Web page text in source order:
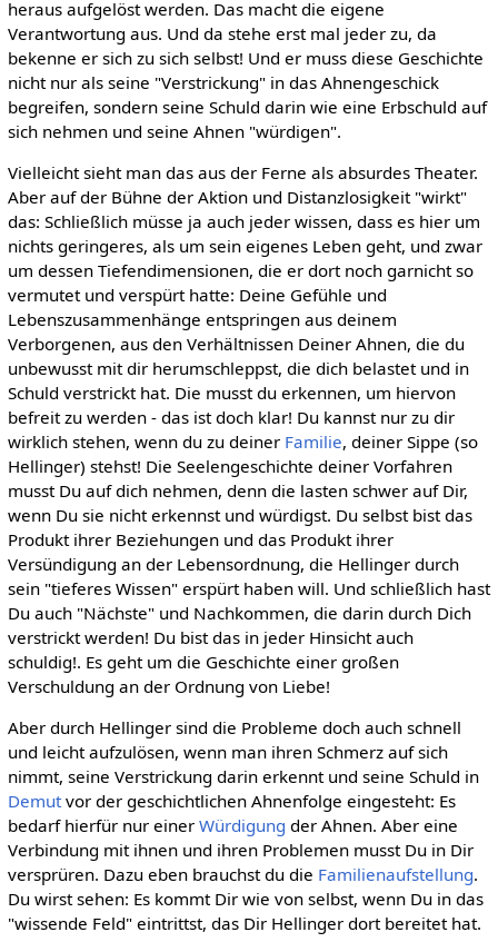
heraus aufgelöst werden. Das macht die eigene
Verantwortung aus. Und da stehe erst mal jeder zu, da
bekenne er sich zu sich selbst! Und er muss diese Geschichte
nicht nur als seine "Verstrickung" in das Ahnengeschick
begreifen, sondern seine Schuld darin wie eine Erbschuld auf
sich nehmen und seine Ahnen "würdigen".
Vielleicht sieht man das aus der Ferne als absurdes Theater.
Aber auf der Bühne der Aktion und Distanzlosigkeit "wirkt"
das: Schließlich müsse ja auch jeder wissen, dass es hier um
nichts geringeres, als um sein eigenes Leben geht, und zwar
um dessen Tiefendimensionen, die er dort noch garnicht so
vermutet und verspürt hatte: Deine Gefühle und
Lebenszusammenhänge entspringen aus deinem
Verborgenen, aus den Verhältnissen Deiner Ahnen, die du
unbewusst mit dir herumschleppst, die dich belastet und in
Schuld verstrickt hat. Die musst du erkennen, um hiervon
befreit zu werden - das ist doch klar! Du kannst nur zu dir
wirklich stehen, wenn du zu deiner Familie, deiner Sippe (so
Hellinger) stehst! Die Seelengeschichte deiner Vorfahren
musst Du auf dich nehmen, denn die lasten schwer auf Dir,
wenn Du sie nicht erkennst und würdigst. Du selbst bist das
Produkt ihrer Beziehungen und das Produkt ihrer
Versündigung an der Lebensordnung, die Hellinger durch
sein "tieferes Wissen" erspürt haben will. Und schließlich hast
Du auch "Nächste" und Nachkommen, die darin durch Dich
verstrickt werden! Du bist das in jeder Hinsicht auch
schuldig!. Es geht um die Geschichte einer großen
Verschuldung an der Ordnung von Liebe!
Aber durch Hellinger sind die Probleme doch auch schnell
und leicht aufzulösen, wenn man ihren Schmerz auf sich
nimmt, seine Verstrickung darin erkennt und seine Schuld in
Demutvor der geschichtlichen Ahnenfolge eingesteht: Es
bedarf hierfür nur einer Würdigung der Ahnen. Aber eine
Verbindung mit ihnen und ihren Problemen musst Du in Dir
versprüren. Dazu eben brauchst du die Familienaufstellung.
Du wirst sehen: Es kommt Dir wie von selbst, wenn Du in das
"wissende Feld" eintrittst, das Dir Hellinger dort bereitet hat.